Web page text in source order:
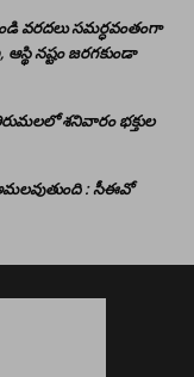
వరదలు సమర్ధవంతంగా
నష్టం జరగకుండా
శనివారం భక్తుల
అమలవుతుంది : సీఈవో